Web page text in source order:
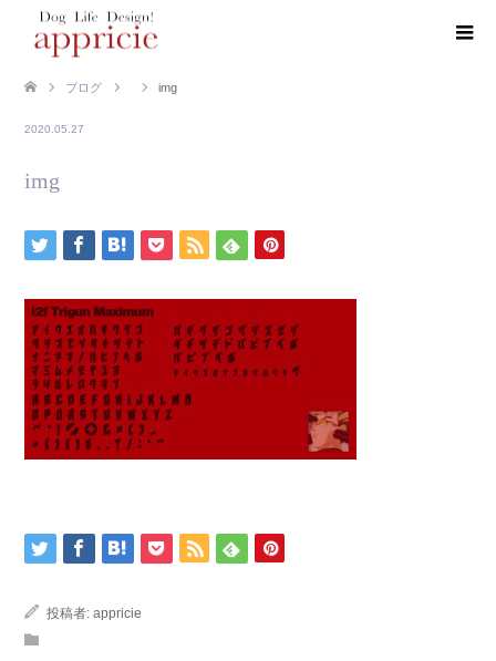
ブログ img
2020.05.27
img
投稿者: appricie